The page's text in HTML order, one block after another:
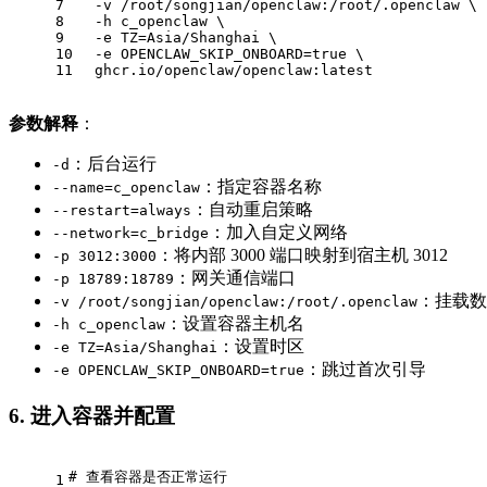
7
8
9
10
11
  -v /root/songjian/openclaw:/root/.openclaw \
  -h c_openclaw \
  -e TZ=Asia/Shanghai \
  -e OPENCLAW_SKIP_ONBOARD=
true \
  ghcr.io/openclaw/openclaw:latest
参数解释 ：
-d ：后台运行
--name=c_openclaw ：指定容器名称
--restart=always ：自动重启策略
--network=c_bridge ：加入自定义网络
-p 3012:3000 ：将内部 3000 端口映射到宿主机 3012
-p 18789:18789 ：网关通信端口
-v /root/songjian/openclaw:/root/.openclaw ：挂载
-h c_openclaw ：设置容器主机名
-e TZ=Asia/Shanghai ：设置时区
-e OPENCLAW_SKIP_ONBOARD=true ：跳过首次引导
6. 进入容器并配置
1 # 查看容器是否正常运行